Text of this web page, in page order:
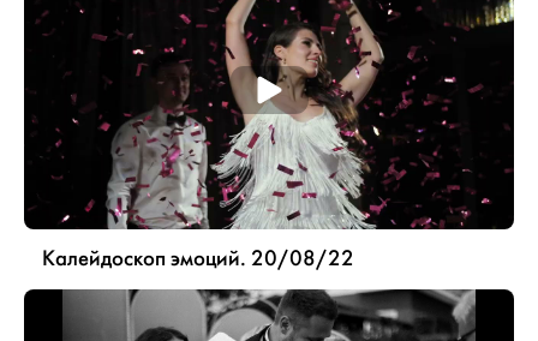
Калейдоскоп эмоций. 20/08/22